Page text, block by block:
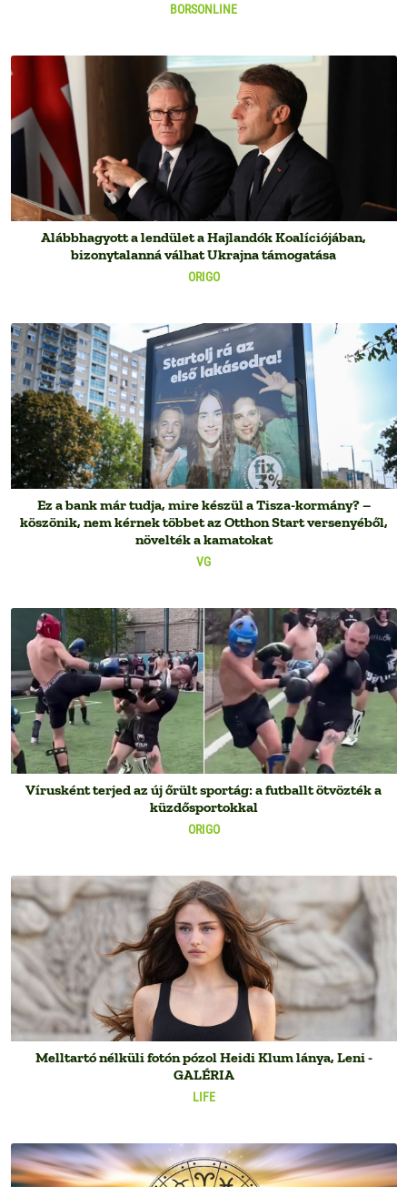
BORSONLINE
ORIGO
Alábbhagyott a lendület a Hajlandók Koalíciójában,
bizonytalanná válhat Ukrajna támogatása
VG
Ez a bank már tudja, mire készül a Tisza-kormány? –
köszönik, nem kérnek többet az Otthon Start versenyéből,
növelték a kamatokat
ORIGO
Vírusként terjed az új őrült sportág: a futballt ötvözték a
küzdősportokkal
LIFE
Melltartó nélküli fotón pózol Heidi Klum lánya, Leni -
GALÉRIA